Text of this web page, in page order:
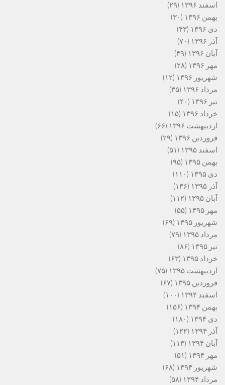
اسفند ۱۳۹۶
(۲۹)
بهمن ۱۳۹۶
(۳۰)
دی ۱۳۹۶
(۴۳)
آذر ۱۳۹۶
(۷۰)
آبان ۱۳۹۶
(۴۹)
مهر ۱۳۹۶
(۲۸)
شهریور ۱۳۹۶
(۱۲)
مرداد ۱۳۹۶
(۳۵)
تیر ۱۳۹۶
(۴۰)
خرداد ۱۳۹۶
(۱۵)
اردیبهشت ۱۳۹۶
(۶۶)
فروردین ۱۳۹۶
(۲۹)
اسفند ۱۳۹۵
(۵۱)
بهمن ۱۳۹۵
(۹۵)
دی ۱۳۹۵
(۱۱۰)
آذر ۱۳۹۵
(۱۳۶)
آبان ۱۳۹۵
(۱۱۲)
مهر ۱۳۹۵
(۵۵)
شهریور ۱۳۹۵
(۶۹)
مرداد ۱۳۹۵
(۷۹)
تیر ۱۳۹۵
(۸۶)
خرداد ۱۳۹۵
(۶۳)
اردیبهشت ۱۳۹۵
(۷۵)
فروردین ۱۳۹۵
(۶۷)
اسفند ۱۳۹۴
(۱۰۰)
بهمن ۱۳۹۴
(۱۵۶)
دی ۱۳۹۴
(۱۸۰)
آذر ۱۳۹۴
(۱۲۲)
آبان ۱۳۹۴
(۱۱۳)
مهر ۱۳۹۴
(۵۱)
شهریور ۱۳۹۴
(۶۸)
مرداد ۱۳۹۴
(۵۸)